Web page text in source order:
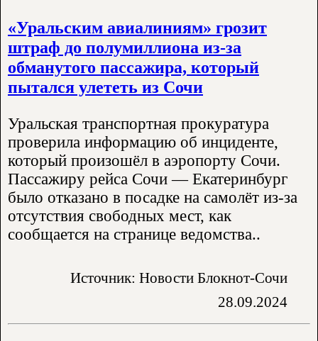
«Уральским авиалиниям» грозит
штраф до полумиллиона из-за
обманутого пассажира, который
пытался улететь из Сочи
Уральская транспортная прокуратура
проверила информацию об инциденте,
который произошёл в аэропорту Сочи.
Пассажиру рейса Сочи — Екатеринбург
было отказано в посадке на самолёт из-за
отсутствия свободных мест, как
сообщается на странице ведомства..
Источник: Новости Блокнот-Сочи
28.09.2024